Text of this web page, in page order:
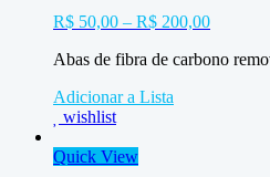
R$ 50,00 – R$ 200,00
Abas de fibra de carbono
Adicionar a Lista
wishlist
Quick View